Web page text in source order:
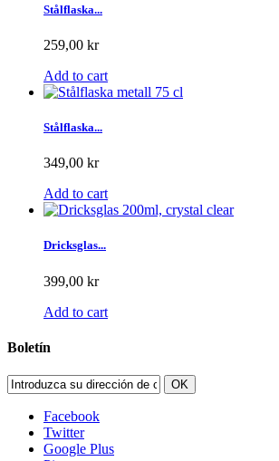
Stålflaska...
259,00 kr
Add to cart
Stålflaska...
349,00 kr
Add to cart
Dricksglas...
399,00 kr
Add to cart
Boletín
OK
Facebook
Twitter
Google Plus